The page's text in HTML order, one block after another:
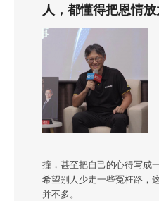
人，都懂得把恩情
撞，甚至把自己的心得写成
希望别人少走一些冤枉路，
并不多。